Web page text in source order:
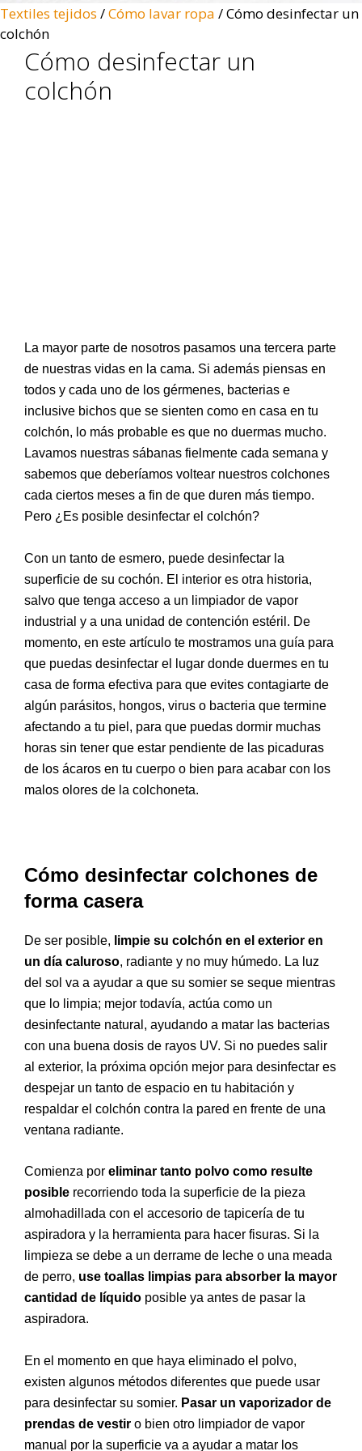
Textiles tejidos /Cómo lavar ropa /Cómo desinfectar un
colchón
Cómo desinfectar un
colchón
La mayor parte de nosotros pasamos una tercera parte
de nuestras vidas en la cama. Si además piensas en
todos y cada uno de los gérmenes, bacterias e
inclusive bichos que se sienten como en casa en tu
colchón, lo más probable es que no duermas mucho.
Lavamos nuestras sábanas fielmente cada semana y
sabemos que deberíamos voltear nuestros colchones
cada ciertos meses a fin de que duren más tiempo.
Pero ¿Es posible desinfectar el colchón?
Con un tanto de esmero, puede desinfectar la
superficie de su cochón. El interior es otra historia,
salvo que tenga acceso a un limpiador de vapor
industrial y a una unidad de contención estéril. De
momento, en este artículo te mostramos una guía para
que puedas desinfectar el lugar donde duermes en tu
casa de forma efectiva para que evites contagiarte de
algún parásitos, hongos, virus o bacteria que termine
afectando a tu piel, para que puedas dormir muchas
horas sin tener que estar pendiente de las picaduras
de los ácaros en tu cuerpo o bien para acabar con los
malos olores de la colchoneta.
Cómo desinfectar colchones de
forma casera
De ser posible, limpie su colchón en el exterior en
un día caluroso, radiante y no muy húmedo. La luz
del sol va a ayudar a que su somier se seque mientras
que lo limpia; mejor todavía, actúa como un
desinfectante natural, ayudando a matar las bacterias
con una buena dosis de rayos UV. Si no puedes salir
al exterior, la próxima opción mejor para desinfectar es
despejar un tanto de espacio en tu habitación y
respaldar el colchón contra la pared en frente de una
ventana radiante.
Comienza por eliminar tanto polvo como resulte
posible recorriendo toda la superficie de la pieza
almohadillada con el accesorio de tapicería de tu
aspiradora y la herramienta para hacer fisuras. Si la
limpieza se debe a un derrame de leche o una meada
de perro, use toallas limpias para absorber la mayor
cantidad de líquido posible ya antes de pasar la
aspiradora.
En el momento en que haya eliminado el polvo,
existen algunos métodos diferentes que puede usar
para desinfectar su somier. Pasar un vaporizador de
prendas de vestir o bien otro limpiador de vapor
manual por la superficie va a ayudar a matar los